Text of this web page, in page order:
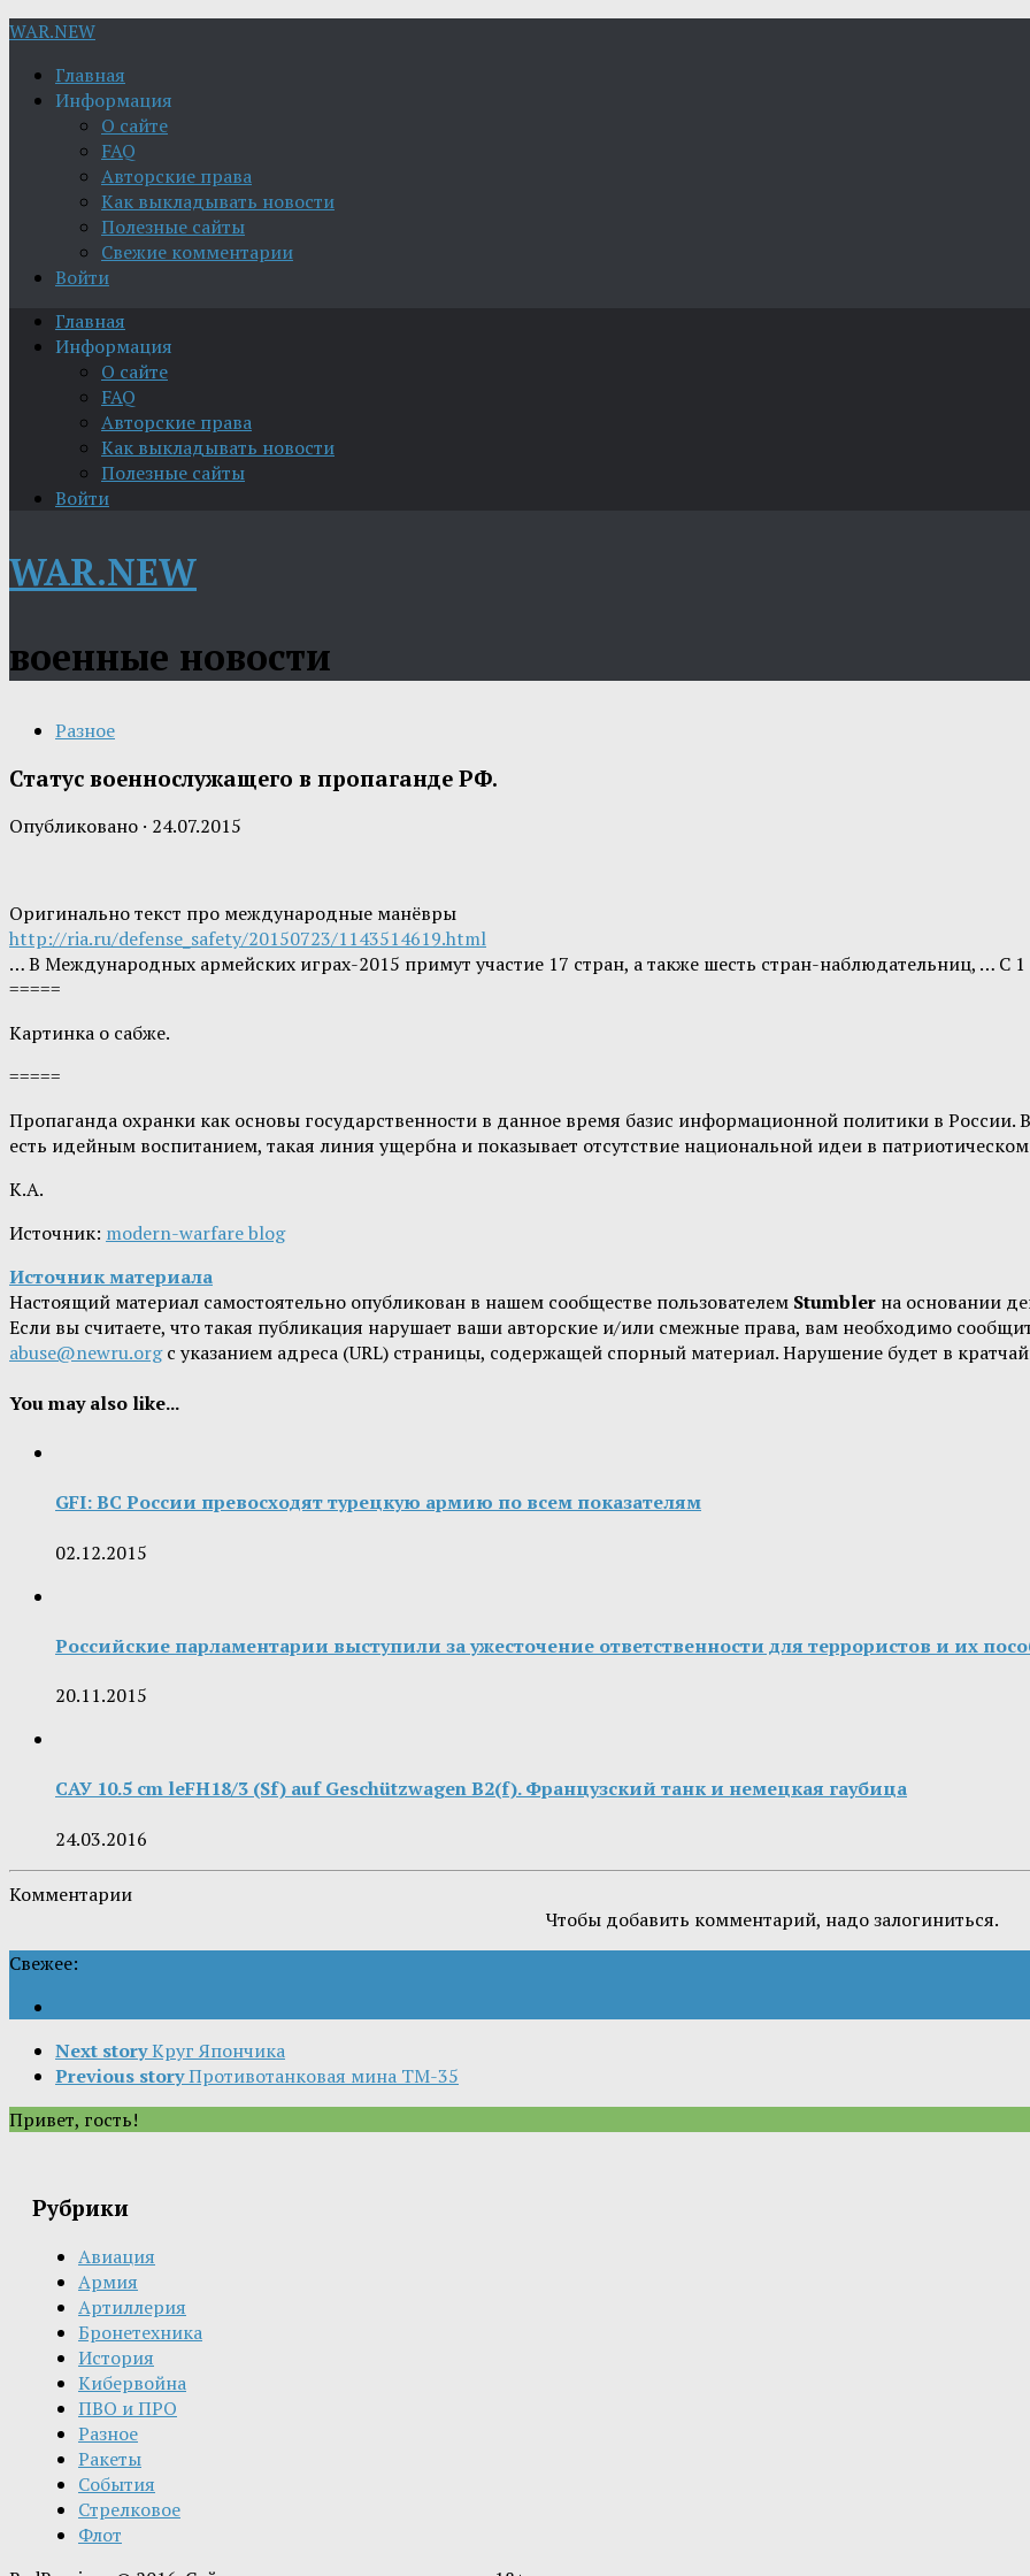
WAR.NEW
Главная
Информация
О сайте
FAQ
Авторские права
Как выкладывать новости
Полезные сайты
Свежие комментарии
Войти
Главная
Информация
О сайте
FAQ
Авторские права
Как выкладывать новости
Полезные сайты
Войти
WAR.NEW
военные новости
Разное
Статус военнослужащего в пропаганде РФ.
Опубликовано · 24.07.2015
Оригинально текст про международные манёвры
http://ria.ru/defense_safety/20150723/1143514619.html
… В Международных армейских играх-2015 примут участие 17 стран, а также шесть стран-наблюдательниц, … С 1
=====
Картинка о сабже.
=====
Пропаганда охранки как основы государственности в данное время базис информационной политики в России.
есть идейным воспитанием, такая линия ущербна и показывает отсутствие национальной идеи в
К.А.
Источник: modern-warfare blog
Источник материала
Настоящий материал самостоятельно опубликован в нашем сообществе пользователем Stumbler на основании
Если вы считаете, что такая публикация нарушает ваши авторские и/или смежные права, вам необходимо
abuse@newru.orgс указанием адреса (URL) страницы, содержащей спорный материал. Нарушение будет в
You may also like...
GFI: ВС России превосходят турецкую армию по всем показателям
02.12.2015
Российские парламентарии выступили за ужесточение ответственности для террористов и их
20.11.2015
САУ 10.5 cm leFH18/3 (Sf) auf Geschützwagen B2(f). Французский танк и немецкая гаубица
24.03.2016
Комментарии
Чтобы добавить комментарий, надо залогиниться.
Свежее:
Next storyКруг Япончика
Previous storyПротивотанковая мина ТМ-35
Привет, гость!
Рубрики
Авиация
Армия
Артиллерия
Бронетехника
История
Кибервойна
ПВО и ПРО
Разное
Ракеты
События
Стрелковое
Флот